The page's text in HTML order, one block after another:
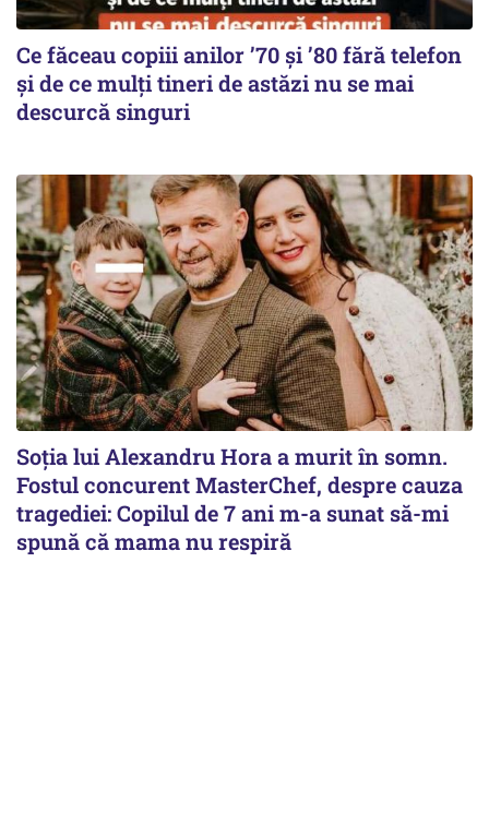
Ce făceau copiii anilor ’70 și ’80 fără telefon
și de ce mulți tineri de astăzi nu se mai
descurcă singuri
Soția lui Alexandru Hora a murit în somn.
Fostul concurent MasterChef, despre cauza
tragediei: Copilul de 7 ani m-a sunat să-mi
spună că mama nu respiră